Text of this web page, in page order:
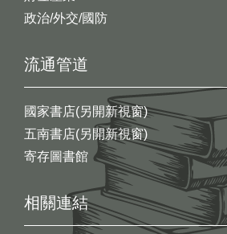
政治/外交/國防
流通管道
國家書店(另開新視窗)
五南書店(另開新視窗)
寄存圖書館
相關連結